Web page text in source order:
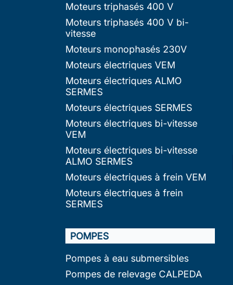
Moteurs triphasés 400 V
Moteurs triphasés 400 V bi-
vitesse
Moteurs monophasés 230V
Moteurs électriques VEM
Moteurs électriques ALMO
SERMES
Moteurs électriques SERMES
Moteurs électriques bi-vitesse
VEM
Moteurs électriques bi-vitesse
ALMO SERMES
Moteurs électriques à frein VEM
Moteurs électriques à frein
SERMES
POMPES
Pompes à eau submersibles
Pompes de relevage CALPEDA